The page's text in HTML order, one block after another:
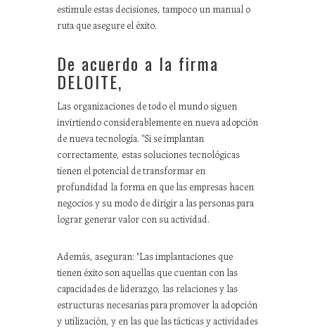
estimule estas decisiones, tampoco un manual o
ruta que asegure el éxito.
De acuerdo a la firma
DELOITE,
Las organizaciones de todo el mundo siguen
invirtiendo considerablemente en nueva adopción
de nueva tecnología. “Si se implantan
correctamente, estas soluciones tecnológicas
tienen el potencial de transformar en
profundidad la forma en que las empresas hacen
negocios y su modo de dirigir a las personas para
lograr generar valor con su actividad.
Además, aseguran: "Las implantaciones que
tienen éxito son aquellas que cuentan con las
capacidades de liderazgo, las relaciones y las
estructuras necesarias para promover la adopción
y utilización, y en las que las tácticas y actividades